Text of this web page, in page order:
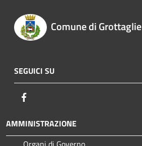
Comune di Grottaglie
SEGUICI SU
AMMINISTRAZIONE